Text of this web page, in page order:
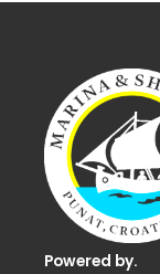
Powered by.